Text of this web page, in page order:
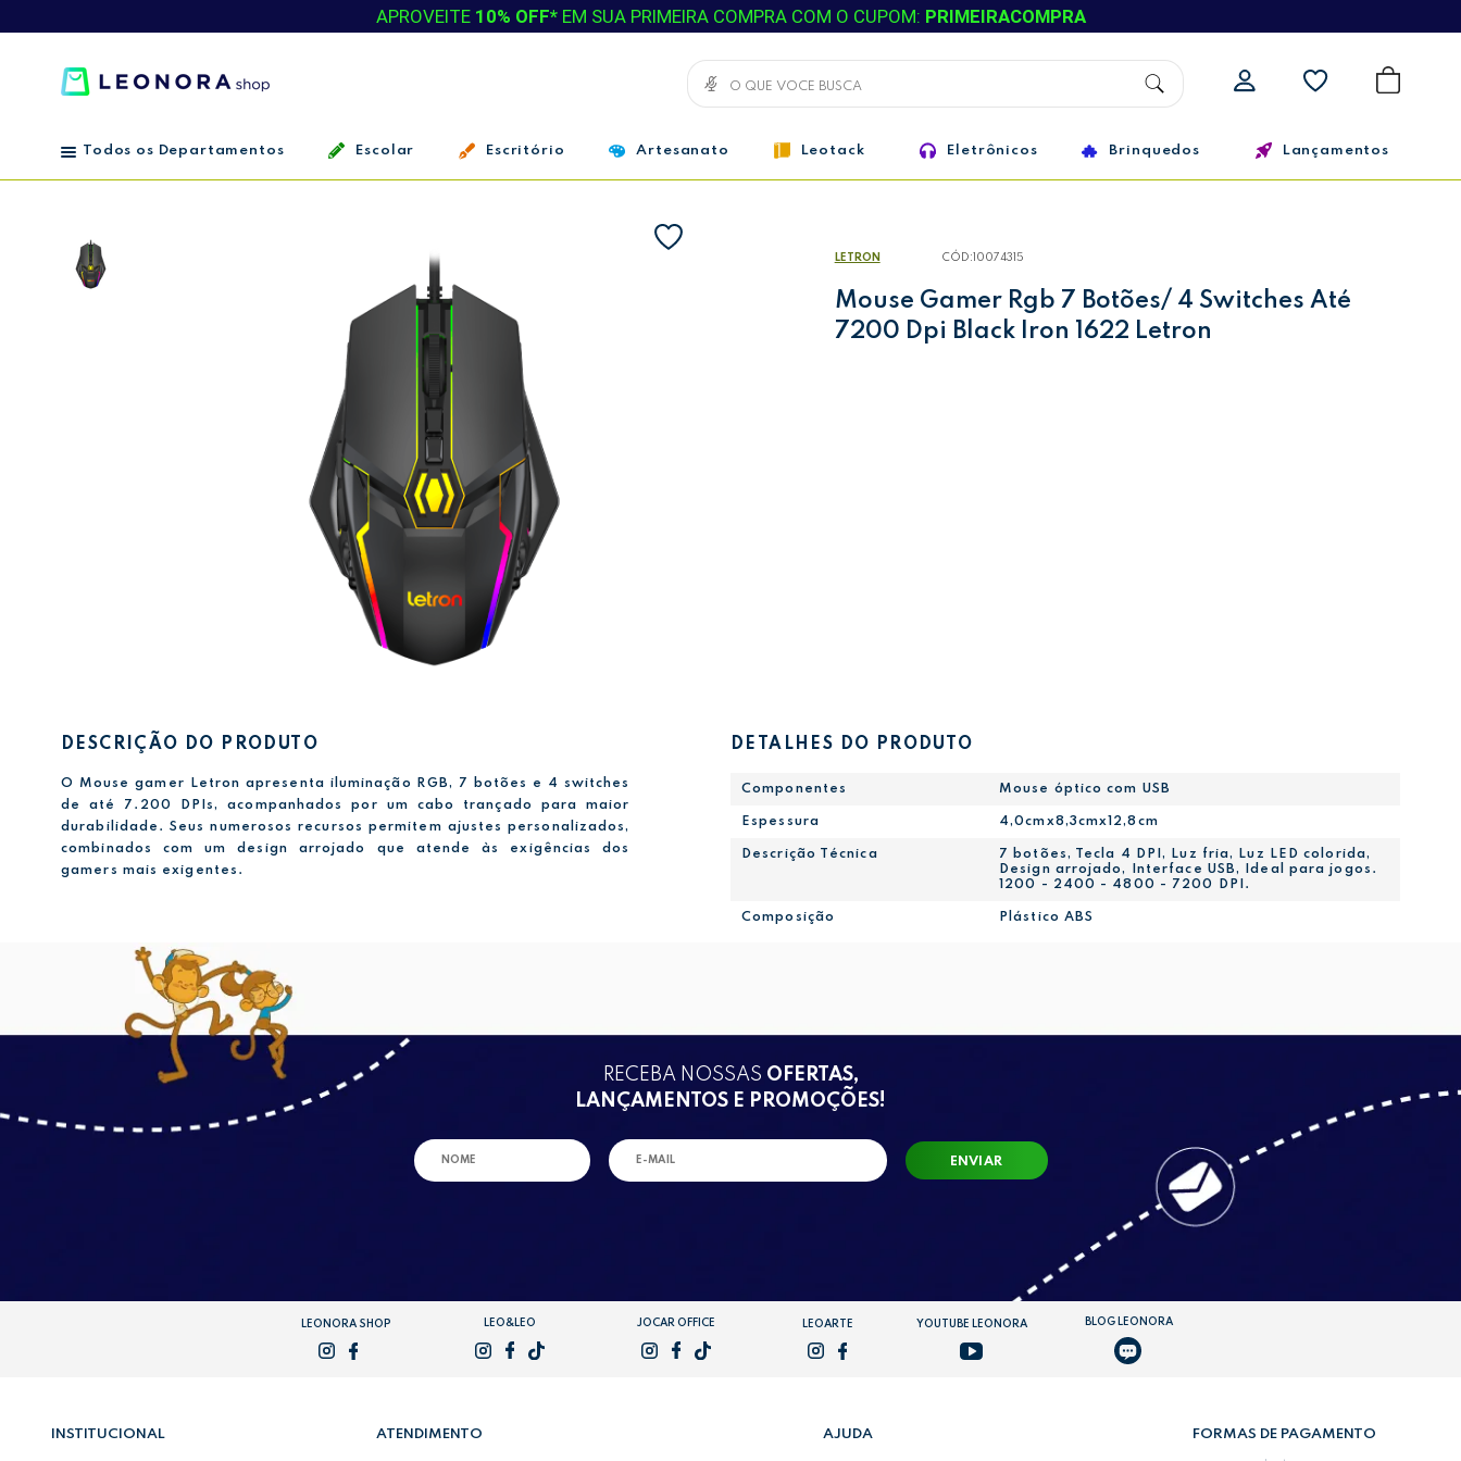
APROVEITE 10% OFF*EM SUA PRIMEIRA COMPRA COM O CUPOM: PRIMEIRACOMPRA
Todos os Departamentos Escolar Escritório Artesanato Leotack Eletrônicos Brinquedos Lançamentos
LETRON CÓD: 10074315
Mouse Gamer Rgb 7 Botões/ 4 Switches Até
7200 Dpi Black Iron 1622 Letron
DESCRIÇÃO DO PRODUTO
O Mouse gamer Letron apresenta iluminação RGB, 7 botões e 4 switches
de até 7.200 DPIs, acompanhados por um cabo trançado para maior
durabilidade. Seus numerosos recursos permitem ajustes personalizados,
combinados com um design arrojado que atende às exigências dos
gamers mais exigentes.
DETALHES DO PRODUTO
Componentes Mouse óptico com USB
Espessura 4,0cmx8,3cmx12,8cm
Descrição Técnica
7 botões, Tecla 4 DPI, Luz fria, Luz LED colorida,
Design arrojado, Interface USB, Ideal para jogos.
1200 - 2400 - 4800 - 7200 DPI.
Composição Plástico ABS
RECEBA NOSSAS OFERTAS,
LANÇAMENTOS E PROMOÇÕES!
ENVIAR
LEONORA SHOP LEO&LEO JOCAR OFFICE LEOARTE YOUTUBE LEONORA BLOG LEONORA
INSTITUCIONAL ATENDIMENTO AJUDA FORMAS DE PAGAMENTO